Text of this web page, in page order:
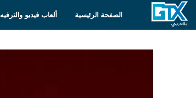
الصفحة الرئيسية ألعاب فيديو والترفيه